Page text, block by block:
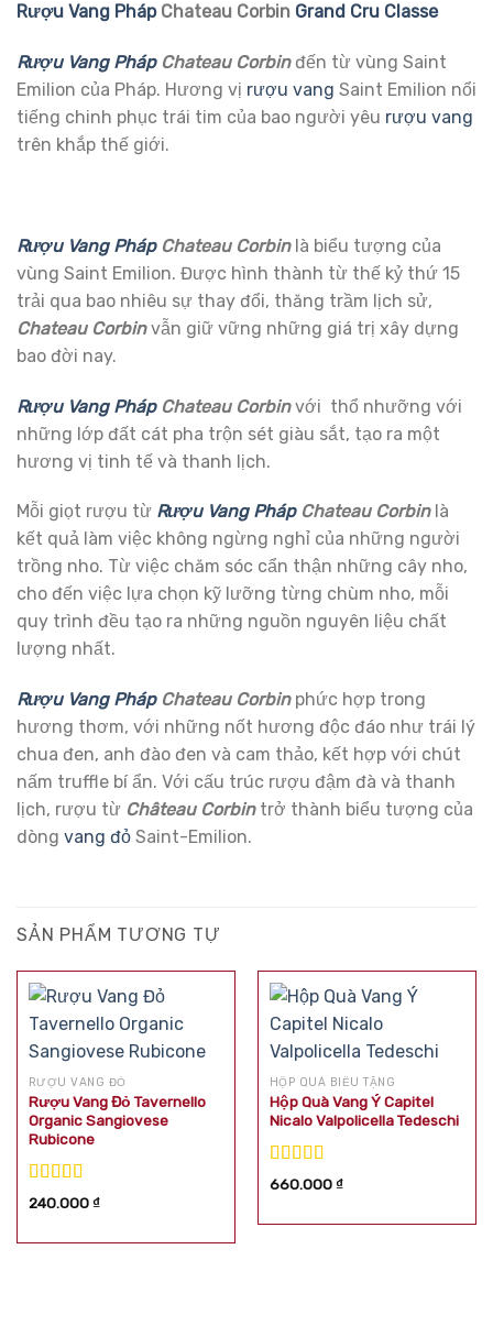
Rượu Vang PhápChateau Corbin Grand Cru Classe
Rượu Vang PhápChateau Corbinđến từ vùng Saint
Emilion của Pháp. Hương vị rượu vang Saint Emilion nổi
tiếng chinh phục trái tim của bao người yêu rượu vang
trên khắp thế giới.
Rượu Vang PhápChateau Corbinlà biểu tượng của
vùng Saint Emilion. Được hình thành từ thế kỷ thứ 15
trải qua bao nhiêu sự thay đổi, thăng trầm lịch sử,
Chateau Corbinvẫn giữ vững những giá trị xây dựng
bao đời nay.
Rượu Vang PhápChateau Corbinvới thổ nhưỡng với
những lớp đất cát pha trộn sét giàu sắt, tạo ra một
hương vị tinh tế và thanh lịch.
Mỗi giọt rượu từ Rượu Vang PhápChateau Corbinlà
kết quả làm việc không ngừng nghỉ của những người
trồng nho. Từ việc chăm sóc cẩn thận những cây nho,
cho đến việc lựa chọn kỹ lưỡng từng chùm nho, mỗi
quy trình đều tạo ra những nguồn nguyên liệu chất
lượng nhất.
Rượu Vang PhápChateau Corbinphức hợp trong
hương thơm, với những nốt hương độc đáo như trái lý
chua đen, anh đào đen và cam thảo, kết hợp với chút
nấm truffle bí ẩn. Với cấu trúc rượu đậm đà và thanh
lịch, rượu từ Château Corbintrở thành biểu tượng của
dòng vang đỏ Saint-Emilion.
SẢN PHẨM TƯƠNG TỰ
RƯỢU VANG ĐỎ
Rượu Vang Đỏ Tavernello
Organic Sangiovese
Rubicone
Được xếp
240.000₫
HỘP QUÀ BIẾU TẶNG
Hộp Quà Vang Ý Capitel
Nicalo Valpolicella Tedeschi
Được xếp
660.000₫